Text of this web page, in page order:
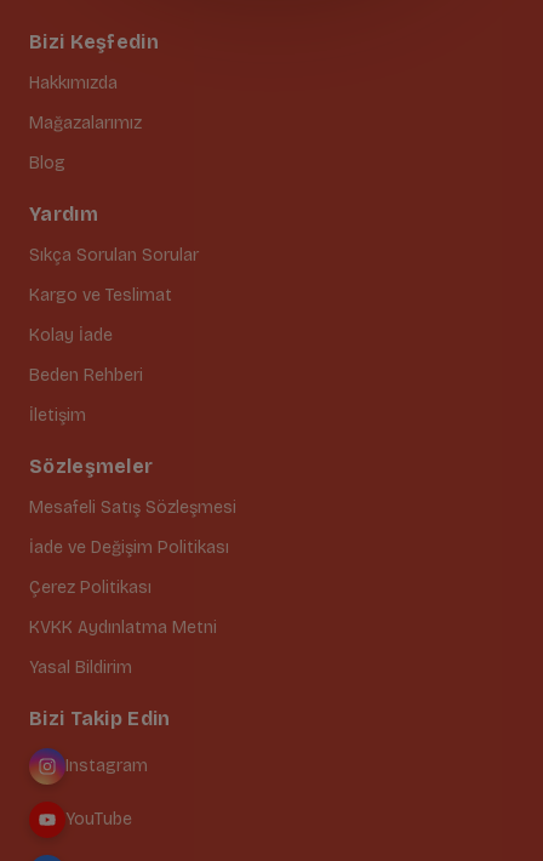
Bizi Keşfedin
Hakkımızda
Mağazalarımız
Blog
Yardım
Sıkça Sorulan Sorular
Kargo ve Teslimat
Kolay İade
Beden Rehberi
İletişim
Sözleşmeler
Mesafeli Satış Sözleşmesi
İade ve Değişim Politikası
Çerez Politikası
KVKK Aydınlatma Metni
Yasal Bildirim
Bizi Takip Edin
Instagram
YouTube